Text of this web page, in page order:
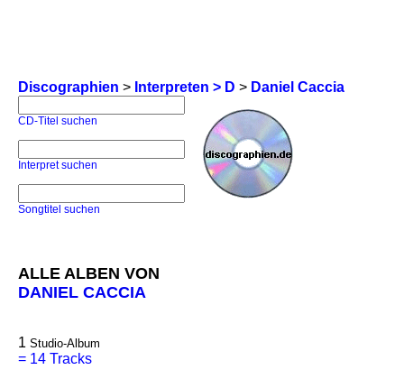
Discographien > Interpreten > D > Daniel Caccia
CD-Titel suchen
Interpret suchen
Songtitel suchen
ALLE ALBEN VON
DANIEL CACCIA
1 Studio-Album
= 14 Tracks